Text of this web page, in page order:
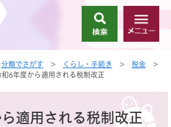
索
メ
ニ
ー
分類でさがす > くらし・手続き > 税金
>
和6年度から適用される税制改正
適用される税制改正